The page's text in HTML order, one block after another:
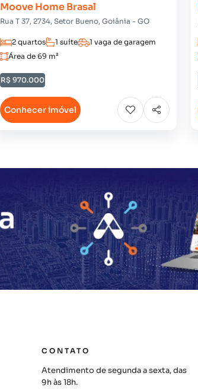
Moove Home Brasal
Rua T 37, 2734, Setor Bueno, Goiânia - GO
2 quartos 1 suíte
1 vaga de garagem
Área de 69 m²
R$ 970.000
Conhecer imóvel
CONTATO
Atendimento de segunda a sexta, das
9h às 18h.